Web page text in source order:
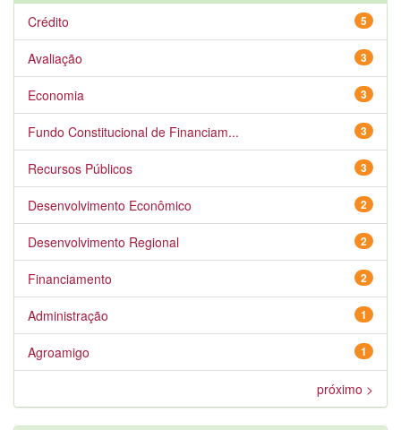
5
Crédito
3
Avaliação
3
Economia
3
Fundo Constitucional de Financiam...
3
Recursos Públicos
2
Desenvolvimento Econômico
2
Desenvolvimento Regional
2
Financiamento
1
Administração
1
Agroamigo
próximo >